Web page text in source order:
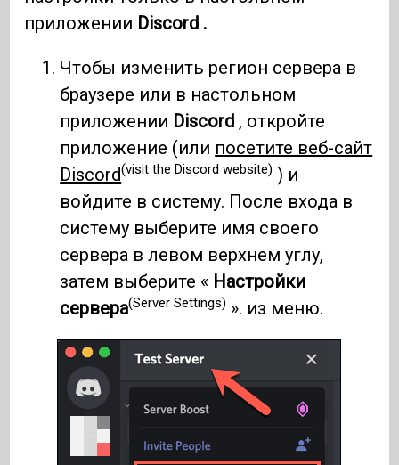
приложении Discord .
Чтобы изменить регион сервера в
браузере или в настольном
приложении Discord , откройте
приложение (или посетите веб-сайт
Discord(visit the Discord website) ) и
войдите в систему. После входа в
систему выберите имя своего
сервера в левом верхнем углу,
затем выберите « Настройки
сервера(Server Settings) ». из меню.